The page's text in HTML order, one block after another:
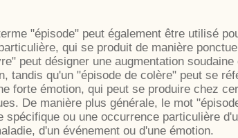
"épisode" peut également être utilisé
qui se produit de manière
peut désigner une augmentation
tandis qu'un "épisode de colère" peut se
forte émotion, qui peut se produire chez
De manière plus générale, le mot
spécifique ou une occurrence particulière
d'un événement ou d'une émotion.